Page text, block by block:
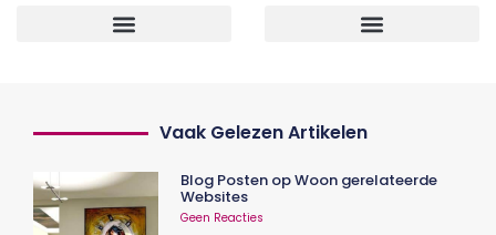
Vaak Gelezen Artikelen
Blog Posten op Woon gerelateerde
Websites
Geen Reacties